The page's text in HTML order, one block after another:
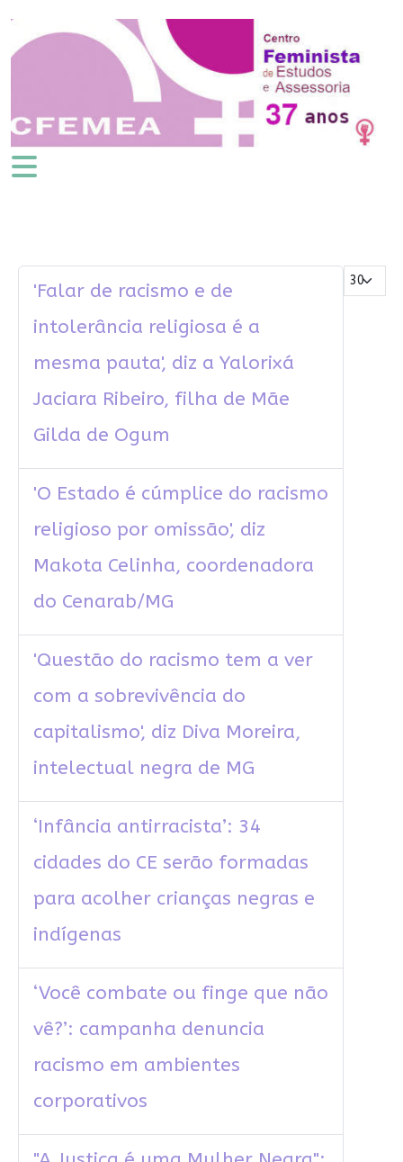
Mostrar #
'Falar de racismo e de
intolerância religiosa é a
mesma pauta', diz a Yalorixá
Jaciara Ribeiro, filha de Mãe
Gilda de Ogum
'O Estado é cúmplice do racismo
religioso por omissão', diz
Makota Celinha, coordenadora
do Cenarab/MG
'Questão do racismo tem a ver
com a sobrevivência do
capitalismo', diz Diva Moreira,
intelectual negra de MG
‘Infância antirracista’: 34
cidades do CE serão formadas
para acolher crianças negras e
indígenas
‘Você combate ou finge que não
vê?’: campanha denuncia
racismo em ambientes
corporativos